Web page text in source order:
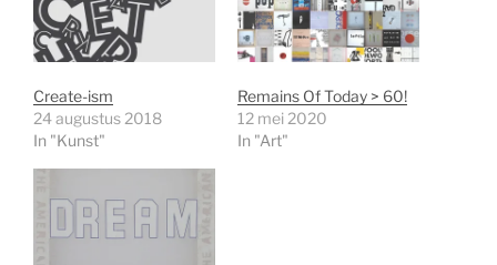
Create-ism
24 augustus 2018
In "Kunst"
Remains Of Today > 60!
12 mei 2020
In "Art"